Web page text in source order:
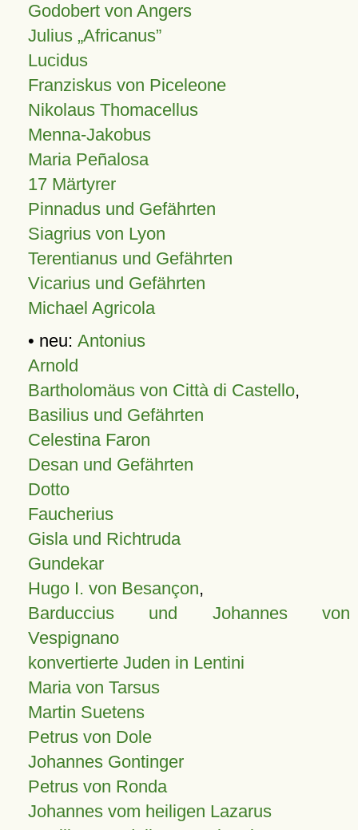
Godobert von Angers
Julius Africanus
Lucidus
Franziskus von Piceleone
Nikolaus Thomacellus
Menna-Jakobus
Maria Peñalosa
17 Märtyrer
Pinnadus und Gefährten
Siagrius von Lyon
Terentianus und Gefährten
Vicarius und Gefährten
Michael Agricola
• neu: Antonius
Arnold
Bartholomäus von Città di Castello,
Basilius und Gefährten
Celestina Faron
Desan und Gefährten
Dotto
Faucherius
Gisla und Richtruda
Gundekar
Hugo I. von Besançon,
Barduccius und Johannes von
Vespignano
konvertierte Juden in Lentini
Maria von Tarsus
Martin Suetens
Petrus von Dole
Johannes Gontinger
Petrus von Ronda
Johannes vom heiligen Lazarus